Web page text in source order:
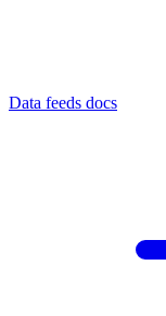
Data feeds docs